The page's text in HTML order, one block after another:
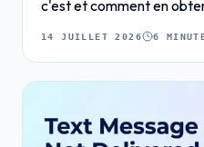
c'est et comment en
14 JUILLET 2026 6